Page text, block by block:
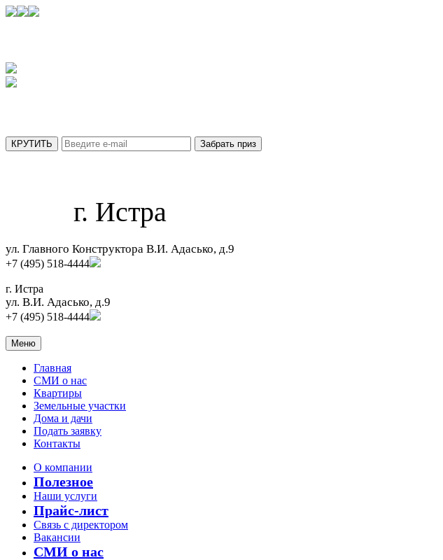
г. Истра
ул. Главного Конструктора В.И. Адасько, д.9
+7 (495) 518-4444
г. Истра
ул. В.И. Адасько, д.9
+7 (495) 518-4444
Меню
Главная
СМИ о нас
Квартиры
Земельные участки
Дома и дачи
Подать заявку
Контакты
О компании
Полезное
Наши услуги
Прайс-лист
Связь с директором
Вакансии
СМИ о нас